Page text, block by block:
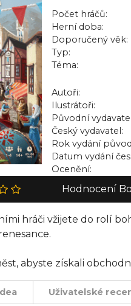
Počet hráčů:
Herní doba:
Doporučený věk:
Typ:
Téma:
Autoři:
Ilustrátoři:
Původní
Český vydavatel:
Rok vydání
Datum vydání
Ocenění:
Hodnocení
hráči vžijete do rolí
abyste získali
splnění kontraktů,
významných trhů, na
Uživatelské